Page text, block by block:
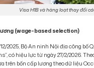
Visa H1B và hàng loạt thay đổi
(wage-based selection)
2025, Bộ An ninh Nội địa công bố
có hiệu lực từ ngày 27/2/2026.
trên bốn cấp lương theo dữ liệu